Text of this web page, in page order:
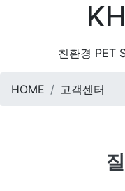
친환경 PET
HOME 고객센터